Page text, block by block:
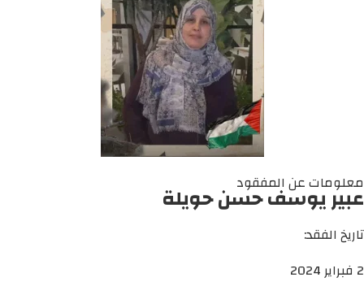
معلومات عن المفقود
عبير يوسف حسن حويلة
تاريخ الفقد:
2 فبراير 2024